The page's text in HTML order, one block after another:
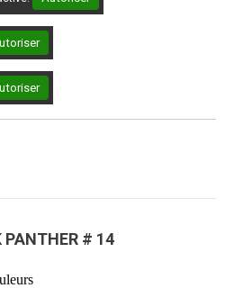
PANTHER # 14